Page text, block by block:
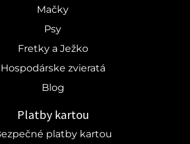
Mačky
Psy
Fretky a Ježko
Hospodárske zvieratá
Blog
Platby kartou
platby kartou